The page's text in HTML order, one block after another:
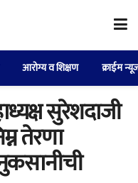
आरोग्य व शिक्षण क्राईम
सुरेशदाजी
तेरणा